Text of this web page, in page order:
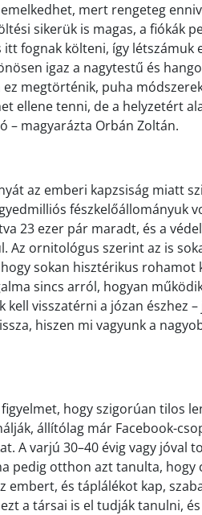
mert rengeteg
sikerük is magas, a fiókák
fognak költeni, így létszámuk
igaz a nagytestű és
megtörténik, puha
ellene tenni, de a helyzetért
– magyarázta Orbán Zoltán.
az emberi kapzsiság miatt
fészkelőállományuk
23 ezer pár maradt, és a
Az ornitológus szerint az is
sokan hisztérikus rohamot
sincs arról, hogyan
visszatérni a józan észhez
hiszen mi vagyunk a
hogy szigorúan tilos
állítólag már Facebook-
A varjú 30–40 évig vagy jóval
pedig otthon azt tanulta, hogy
embert, és táplálékot kap,
a társai is el tudják tanulni,